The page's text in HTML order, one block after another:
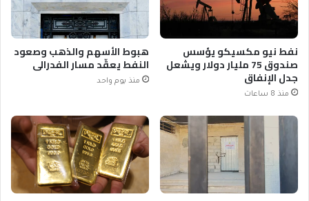
نفط نيو مكسيكو يؤسس
صندوق 75 مليار دولار ويشعل
جدل الإنفاق
منذ 8 ساعات
هبوط الأسهم والذهب وصعود
النفط يعقّد مسار الفدرالي
منذ يوم واحد